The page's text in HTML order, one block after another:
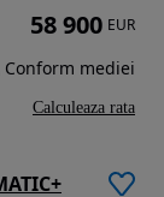
58 900 EUR
Conform mediei
Calculeaza rata